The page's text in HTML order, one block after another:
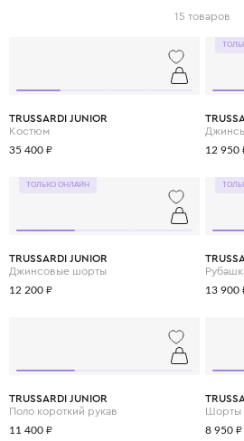
мероприятий. При этом все вещи
деликатном режиме, что редкость для
Выбирая Trussardi Junior, вы инвестируете в
подчёркивает статус семьи с ранних лет.
15 товаров
TRUSSARDI JUNIOR
Костюм
35 400 ₽ 12 950
ТОЛЬКО ОНЛАЙН
TRUSSARDI JUNIOR
Джинсовые шорты
12 200 ₽ 13 900
TRUSSARDI JUNIOR
Поло короткий рукав
11 400 ₽
Шорты
8 950 ₽